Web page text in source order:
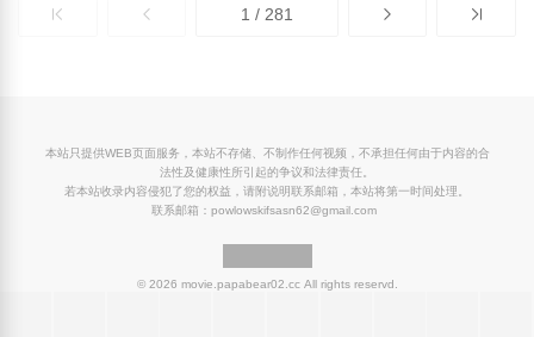
1 / 281
本站只提供WEB页面服务，本站不存储、不制作任何视频，不承担任何由于内容的合
法性及健康性所引起的争议和法律责任。
若本站收录内容侵犯了您的权益，请附说明联系邮箱，本站将第一时间处理。
联系邮箱：powlowskifsasn62@gmail.com
© 2026 movie.papabear02.cc All rights reservd.